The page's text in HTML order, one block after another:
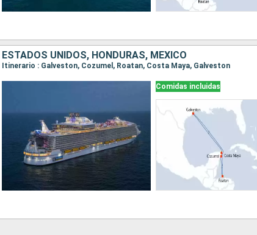
ESTADOS UNIDOS, HONDURAS, MÉXICO
Itinerario : Galveston, Cozumel, Roatan, Costa Maya, Galveston
Comidas incluidas